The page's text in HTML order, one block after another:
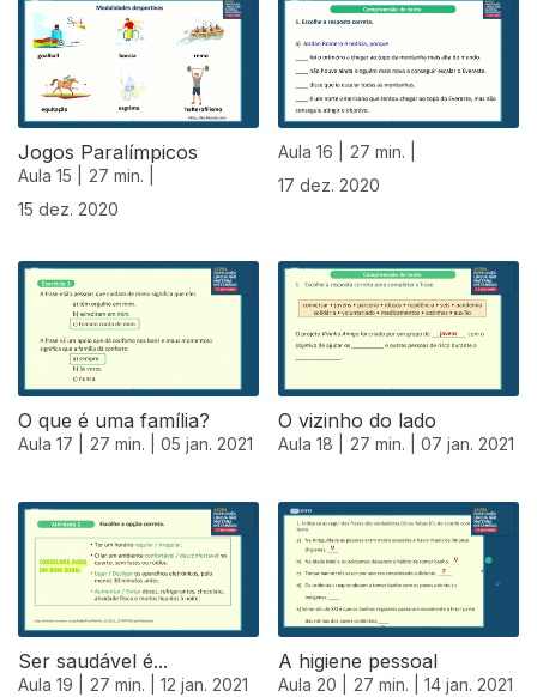
Jogos Paralímpicos
Aula 15 |
27 min. |
15 dez. 2020
Aula 16 |
27 min. |
17 dez. 2020
O que é uma família?
Aula 17 | 27 min. | 05 jan. 2021
O vizinho do lado
Aula 18 | 27 min. | 07 jan. 2021
Ser saudável é...
Aula 19 | 27 min. | 12 jan. 2021
A higiene pessoal
Aula 20 | 27 min. | 14 jan. 2021